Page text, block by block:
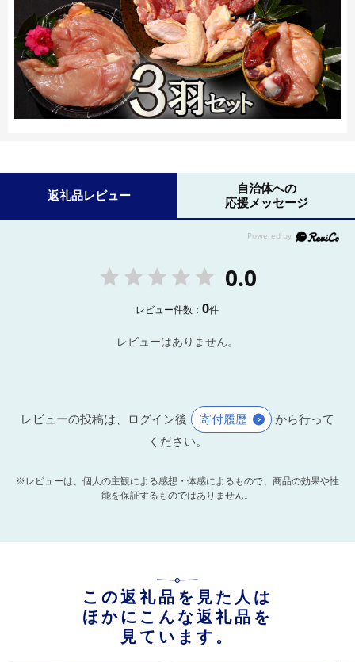
返礼品レビュー
自治体への
応援メッセージ
0.0
レビュー件数：0件
レビューはありません。
レビューの投稿は、ログイン後 寄付履歴
から行って
ください。
※レビューは、個人の主観による感想・体感によるもので、商品の効果や性
能を保証するものではありません。
この返礼品を見た人は
ほかにこんな返礼品を
見ています。